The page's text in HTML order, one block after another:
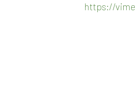
https://